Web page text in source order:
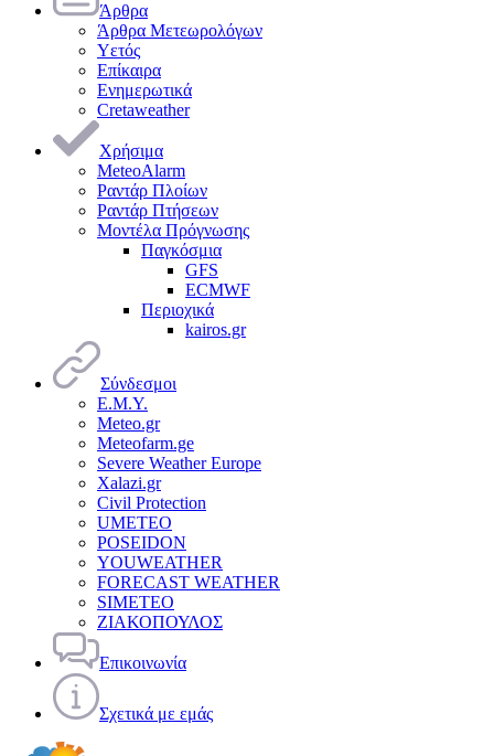
Άρθρα
Άρθρα Μετεωρολόγων
Υετός
Επίκαιρα
Ενημερωτικά
Cretaweather
Χρήσιμα
MeteoAlarm
Ραντάρ Πλοίων
Ραντάρ Πτήσεων
Μοντέλα Πρόγνωσης
Παγκόσμια
GFS
ECMWF
Περιοχικά
kairos.gr
Σύνδεσμοι
Ε.Μ.Υ.
Meteo.gr
Meteofarm.ge
Severe Weather Europe
Xalazi.gr
Civil Protection
UMETEO
POSEIDON
YOUWEATHER
FORECAST WEATHER
SIMETEO
ΖΙΑΚΟΠΟΥΛΟΣ
Επικοινωνία
Σχετικά με εμάς